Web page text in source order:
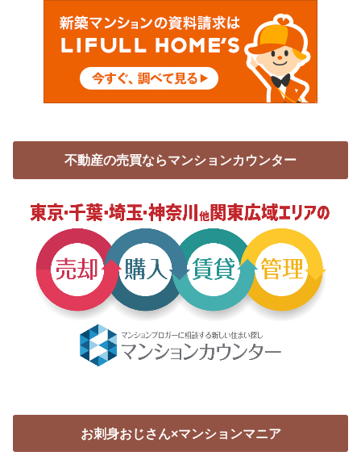
不動産の売買ならマンションカウンター
お刺身おじさん×マンションマニア